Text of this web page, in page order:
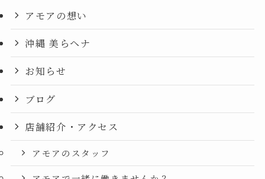
アモアの想い
沖縄 美らヘナ
お知らせ
ブログ
店舗紹介・アクセス
アモアのスタッフ